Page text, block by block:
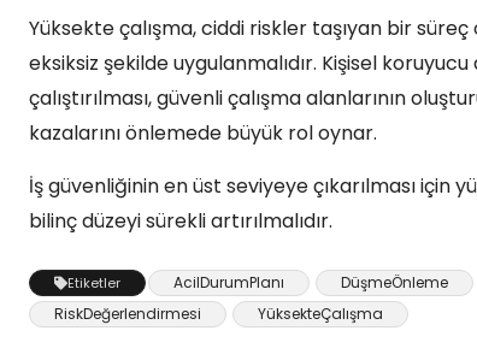
Yüksekte çalışma, ciddi riskler taşıyan bir
eksiksiz şekilde uygulanmalıdır. Kişisel
çalıştırılması, güvenli çalışma alanlarının
kazalarını önlemede büyük rol oynar.
İş güvenliğinin en üst seviyeye çıkarılması için
bilinç düzeyi sürekli artırılmalıdır.
Etiketler AcilDurumPlanı DüşmeÖnleme
RiskDeğerlendirmesi
YüksekteÇalışma